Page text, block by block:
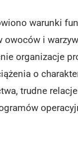
warunki
i
organizacje
o
trudne